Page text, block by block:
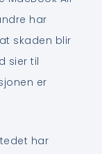
har
skaden blir
sier til
er
har